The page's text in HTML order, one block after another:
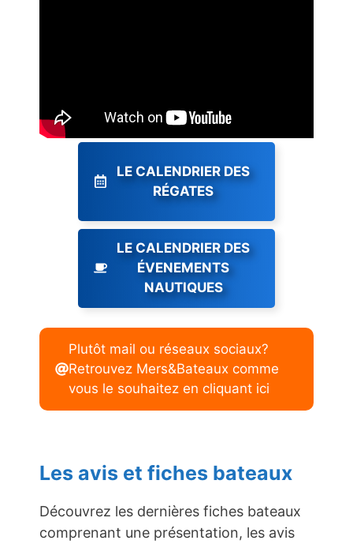
LE CALENDRIER DES
RÉGATES
LE CALENDRIER DES
ÉVENEMENTS
NAUTIQUES
Plutôt mail ou réseaux sociaux?
Retrouvez Mers&Bateaux comme
vous le souhaitez en cliquant ici
Les avis et fiches bateaux
Découvrez les dernières fiches bateaux
comprenant une présentation, les avis